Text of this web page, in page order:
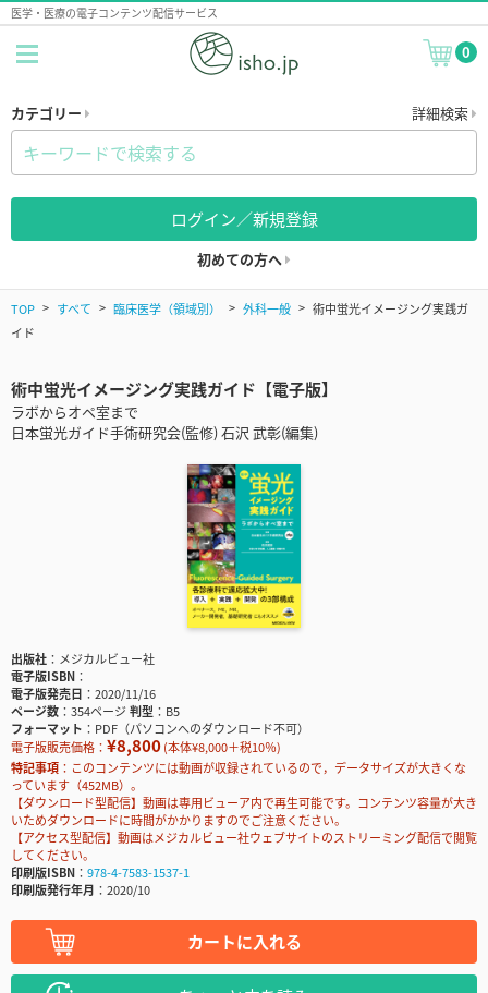
医学・医療の電子コンテンツ配信サービス
0
カテゴリー 詳細検索
ログイン／新規登録
初めての方へ
TOP すべて 臨床医学（領域別） 外科一般
術中蛍光イメージング実践ガ
イド
術中蛍光イメージング実践ガイド【電子版】
ラボからオペ室まで
日本蛍光ガイド手術研究会(監修) 石沢 武彰(編集)
出版社
メジカルビュー社
電子版ISBN
電子版発売日
2020/11/16
ページ数
354ページ判型
B5
フォーマット
PDF（パソコンへのダウンロード不可）
電子版販売価格： ¥8,800(本体¥8,000＋税10％)
特記事項
このコンテンツには動画が収録されているので，データサイズが大きくな
っています（452MB）。
【ダウンロード型配信】動画は専用ビューア内で再生可能です。コンテンツ容量が大き
いためダウンロードに時間がかかりますのでご注意ください。
【アクセス型配信】動画はメジカルビュー社ウェブサイトのストリーミング配信で閲覧
してください。
印刷版ISBN
978-4-7583-1537-1
印刷版発行年月
2020/10
カートに入れる